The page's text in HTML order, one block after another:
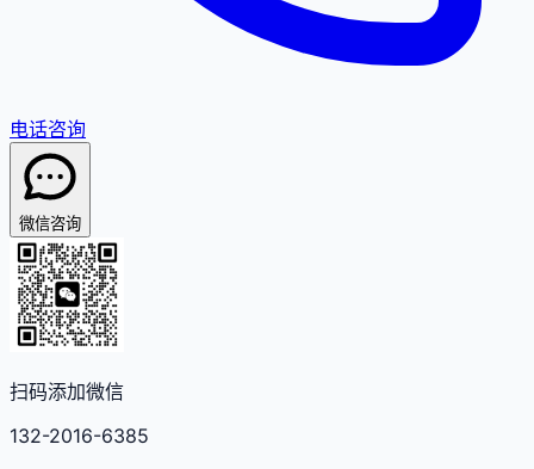
电话咨询
微信咨询
扫码添加微信
132-2016-6385